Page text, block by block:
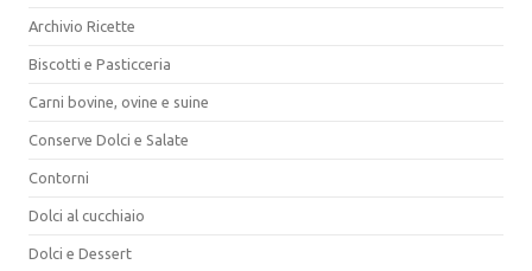
Archivio Ricette
Biscotti e Pasticceria
Carni bovine, ovine e suine
Conserve Dolci e Salate
Contorni
Dolci al cucchiaio
Dolci e Dessert